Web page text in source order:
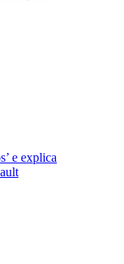
e explica